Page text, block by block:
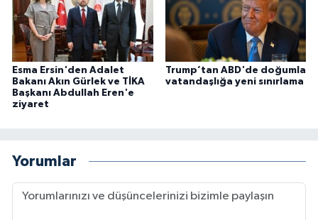
Esma Ersin'den Adalet
Bakanı Akın Gürlek ve TİKA
Başkanı Abdullah Eren'e
ziyaret
Trump’tan ABD'de doğumla
vatandaşlığa yeni sınırlama
Yorumlar